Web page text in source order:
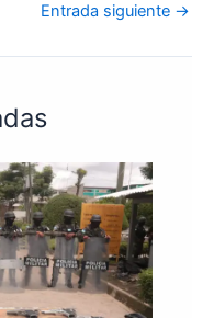
Entrada siguiente →